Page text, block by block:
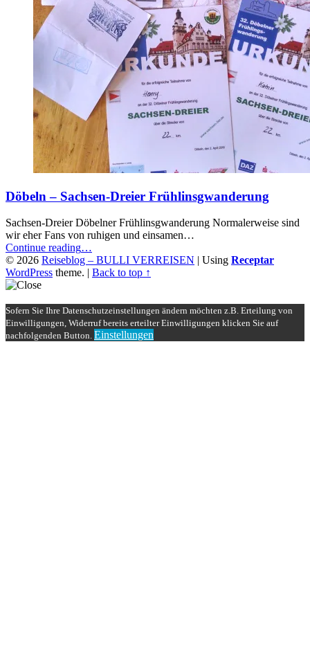
Döbeln – Sachsen-Dreier Frühlinsgwanderung
Sachsen-Dreier Döbelner Frühlinsgwanderung Normalerweise sind
wir eher Fans von ruhigen und einsamen…
Continue reading“Döbeln
–
Sachsen-
…
© 2026 Reiseblog – BULLI VERREISEN | Using Receptar
WordPress theme. | Back to top ↑
Sofern Sie Ihre Datenschutzeinstellungen ändern möchten z.B. Erteilung von
Einwilligungen, Widerruf bereits erteilter Einwilligungen klicken Sie auf
nachfolgenden Button. Einstellungen